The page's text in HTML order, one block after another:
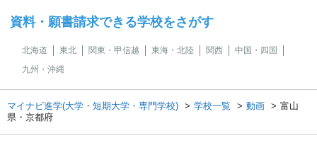
資料・願書請求できる学校をさがす
北海道 東北 関東・甲信越 東海・北陸 関西
中国・四国
九州・沖縄
マイナビ進学(大学・短期大学・専門学校) 学校一覧 動画
富山
県・京都府